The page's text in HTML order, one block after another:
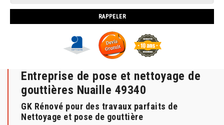
Entreprise de pose et nettoyage de
gouttières Nuaille 49340
GK Rénové pour des travaux parfaits de
Nettoyage et pose de gouttière